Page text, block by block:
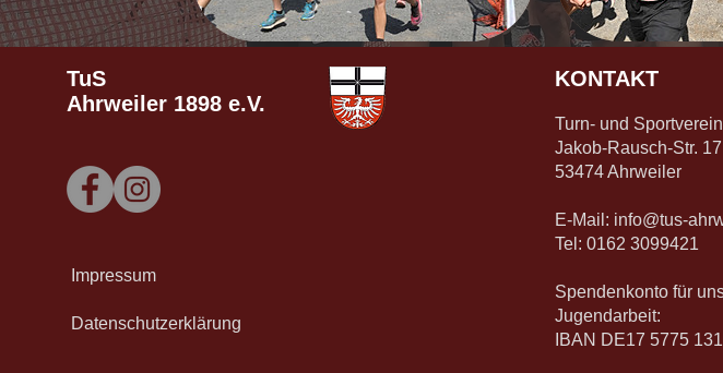
TuS
Ahrweiler 1898 e.V.
Impressum
Datenschutzerklärung
KONTAKT
Turn- und
Jakob-Rausch-Str. 17
53474 Ahrweiler
E-Mail: info@tus-
Tel: 0162 3099421
Spendenkonto für
Jugendarbeit:
IBAN DE17 5775